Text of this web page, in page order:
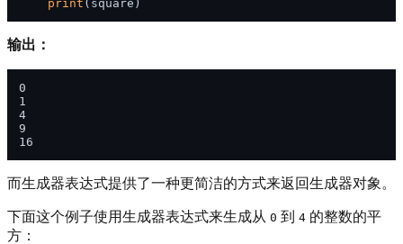
print
输出：
0
1
4
9
而生成器表达式提供了一种更简洁的方式来返回生成器对象。
下面这个例子使用生成器表达式来生成从 0 到 4 的整数的平
方：